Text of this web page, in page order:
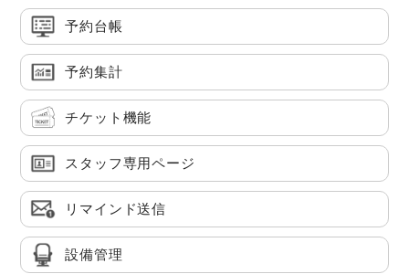
予約台帳
予約集計
チケット機能
スタッフ専用ページ
リマインド送信
設備管理